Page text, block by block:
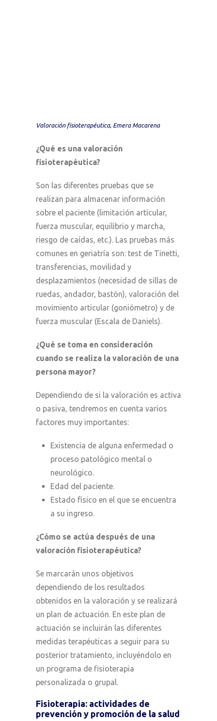
Valoración fisioterapéutica, Emera Macarena
¿Qué es una valoración
fisioterapéutica?
Son las diferentes pruebas que se
realizan para almacenar información
sobre el paciente (limitación articular,
fuerza muscular, equilibrio y marcha,
riesgo de caídas, etc.). Las pruebas más
comunes en geriatría son: test de Tinetti,
transferencias, movilidad y
desplazamientos (necesidad de sillas de
ruedas, andador, bastón), valoración del
movimiento articular (goniómetro) y de
fuerza muscular (Escala de Daniels).
¿Qué se toma en consideración
cuando se realiza la valoración de una
persona mayor?
Dependiendo de si la valoración es activa
o pasiva, tendremos en cuenta varios
factores muy importantes:
Existencia de alguna enfermedad o
proceso patológico mental o
neurológico.
Edad del paciente.
Estado físico en el que se encuentra
a su ingreso.
¿Cómo se actúa después de una
valoración fisioterapéutica?
Se marcarán unos objetivos
dependiendo de los resultados
obtenidos en la valoración y se realizará
un plan de actuación. En este plan de
actuación se incluirán las diferentes
medidas terapéuticas a seguir para su
posterior tratamiento, incluyéndolo en
un programa de fisioterapia
personalizada o grupal.
Fisioterapia: actividades de
prevención y promoción de la salud